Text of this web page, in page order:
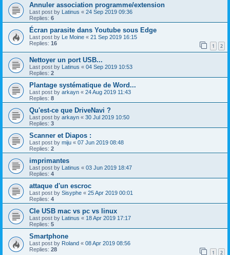
Annuler association programme/extension
Last post by Latinus « 24 Sep 2019 09:36
Replies: 6
Écran parasite dans Youtube sous Edge
Last post by Le Moine « 21 Sep 2019 16:15
Replies: 16 1 2
Nettoyer un port USB...
Last post by Latinus « 04 Sep 2019 10:53
Replies: 2
Plantage systématique de Word...
Last post by arkayn « 24 Aug 2019 11:43
Replies: 8
Qu'est-ce que DriveNavi ?
Last post by arkayn « 30 Jul 2019 10:50
Replies: 3
Scanner et Diapos :
Last post by miju « 07 Jun 2019 08:48
Replies: 2
imprimantes
Last post by Latinus « 03 Jun 2019 18:47
Replies: 4
attaque d'un escroc
Last post by Sisyphe « 25 Apr 2019 00:01
Replies: 4
Cle USB mac vs pc vs linux
Last post by Latinus « 18 Apr 2019 17:17
Replies: 5
Smartphone
Last post by Roland « 08 Apr 2019 08:56
Replies: 28 1 2